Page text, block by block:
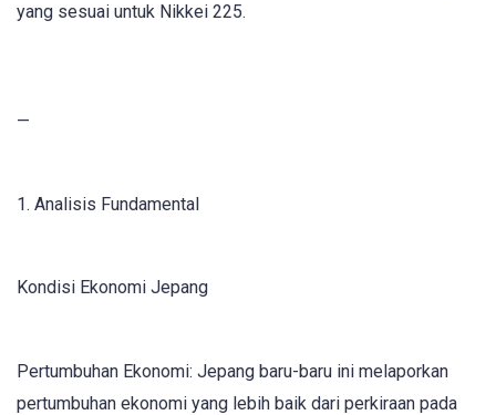
yang sesuai untuk Nikkei 225.
—
1. Analisis Fundamental
Kondisi Ekonomi Jepang
Pertumbuhan Ekonomi: Jepang baru-baru ini melaporkan
pertumbuhan ekonomi yang lebih baik dari perkiraan pada